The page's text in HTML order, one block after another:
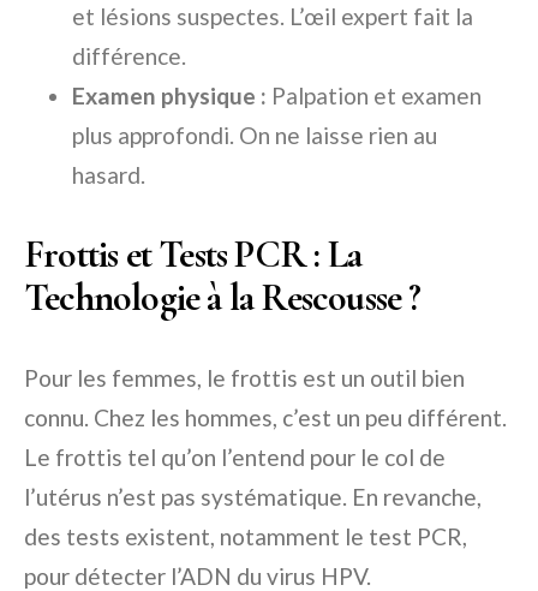
et lésions suspectes. L’œil expert fait la
différence.
Examen physique : Palpation et examen
plus approfondi. On ne laisse rien au
hasard.
Frottis et Tests PCR : La
Technologie à la Rescousse ?
Pour les femmes, le frottis est un outil bien
connu. Chez les hommes, c’est un peu différent.
Le frottis tel qu’on l’entend pour le col de
l’utérus n’est pas systématique. En revanche,
des tests existent, notamment le test PCR,
pour détecter l’ADN du virus HPV.